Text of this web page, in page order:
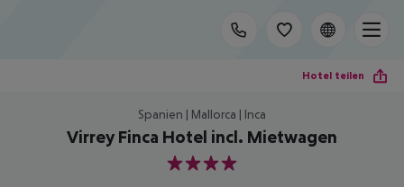
Hotel teilen
Spanien | Mallorca | Inca
Virrey Finca Hotel incl. Mietwagen
4